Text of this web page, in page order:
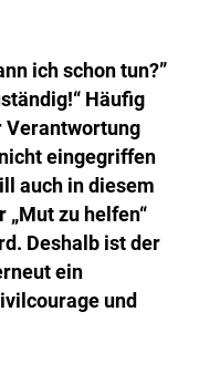
ich schon tun?”
Häufig
Verantwortung
eingegriffen
auch in diesem
„Mut zu helfen“
Deshalb ist der
ein
und